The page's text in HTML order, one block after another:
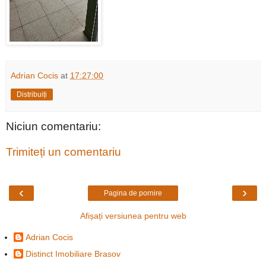
Adrian Cocis at 17:27:00
Distribuiți
Niciun comentariu:
Trimiteți un comentariu
‹ ›
Pagina de pornire
Afișați versiunea pentru web
Adrian Cocis
Distinct Imobiliare Brasov